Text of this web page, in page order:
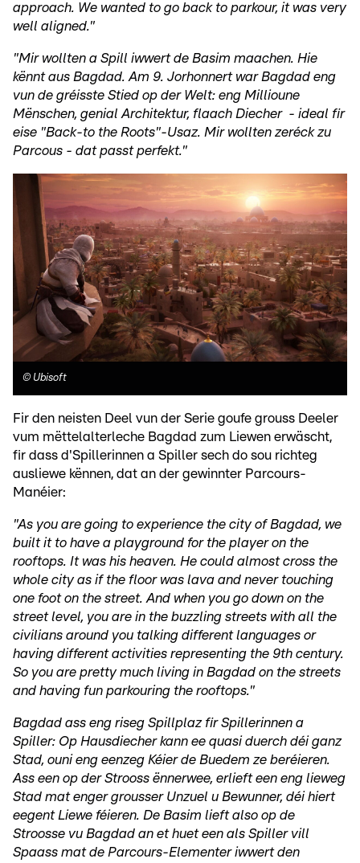
approach. We wanted to go back to parkour, it was very
well aligned."
"Mir wollten a Spill iwwert de Basim maachen. Hie
kënnt aus Bagdad. Am 9. Jorhonnert war Bagdad eng
vun de gréisste Stied op der Welt: eng Millioune
Mënschen, genial Architektur, flaach Diecher - ideal fir
eise "Back-to the Roots"-Usaz. Mir wollten zeréck zu
Parcous - dat passt perfekt."
© Ubisoft
Fir den neisten Deel vun der Serie goufe grouss Deeler
vum mëttelalterleche Bagdad zum Liewen erwäscht,
fir dass d'Spillerinnen a Spiller sech do sou richteg
ausliewe kënnen, dat an der gewinnter Parcours-
Manéier:
"As you are going to experience the city of Bagdad, we
built it to have a playground for the player on the
rooftops. It was his heaven. He could almost cross the
whole city as if the floor was lava and never touching
one foot on the street. And when you go down on the
street level, you are in the buzzling streets with all the
civilians around you talking different languages or
having different activities representing the 9th century.
So you are pretty much living in Bagdad on the streets
and having fun parkouring the rooftops."
Bagdad ass eng riseg Spillplaz fir Spillerinnen a
Spiller: Op Hausdiecher kann ee quasi duerch déi ganz
Stad, ouni eng eenzeg Kéier de Buedem ze beréieren.
Ass een op der Strooss ënnerwee, erlieft een eng lieweg
Stad mat enger grousser Unzuel u Bewunner, déi hiert
eegent Liewe féieren. De Basim lieft also op de
Stroosse vu Bagdad an et huet een als Spiller vill
Spaass mat de Parcours-Elementer iwwert den